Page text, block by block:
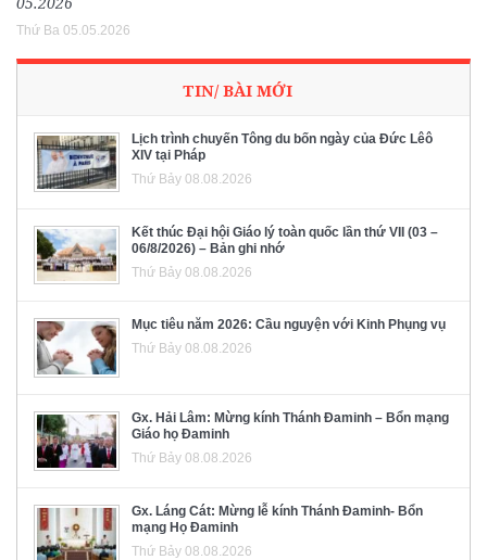
Thứ Ba 05.05.2026
TIN/ BÀI MỚI
Lịch trình chuyến Tông du bốn ngày của Đức Lêô
XIV tại Pháp
Thứ Bảy 08.08.2026
Kết thúc Đại hội Giáo lý toàn quốc lần thứ VII (03 –
06/8/2026) – Bản ghi nhớ
Thứ Bảy 08.08.2026
Mục tiêu năm 2026: Cầu nguyện với Kinh Phụng vụ
Thứ Bảy 08.08.2026
Gx. Hải Lâm: Mừng kính Thánh Đaminh – Bổn mạng
Giáo họ Đaminh
Thứ Bảy 08.08.2026
Gx. Láng Cát: Mừng lễ kính Thánh Đaminh- Bổn
mạng Họ Đaminh
Thứ Bảy 08.08.2026